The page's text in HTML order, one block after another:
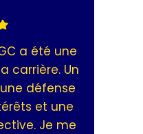
a été une
carrière. Un
défense
et une
Je me